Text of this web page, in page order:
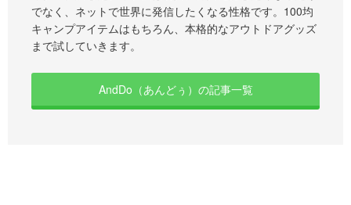
でなく、ネットで世界に発信したくなる性格です。100均
キャンプアイテムはもちろん、本格的なアウトドアグッズ
まで試していきます。
AndDo（あんどぅ）の記事一覧